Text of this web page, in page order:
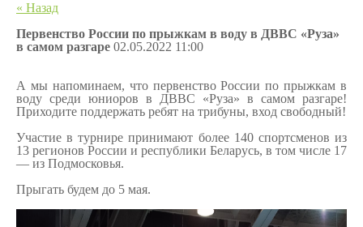
« Назад
Первенство России по прыжкам в воду в ДВВС «Руза»
в самом разгаре 02.05.2022 11:00
А мы напоминаем, что первенство России по прыжкам в
воду среди юниоров в ДВВС «Руза» в самом разгаре!
Приходите поддержать ребят на трибуны, вход свободный!
Участие в турнире принимают более 140 спортсменов из
13 регионов России и республики Беларусь, в том числе 17
— из Подмосковья.
Прыгать будем до 5 мая.